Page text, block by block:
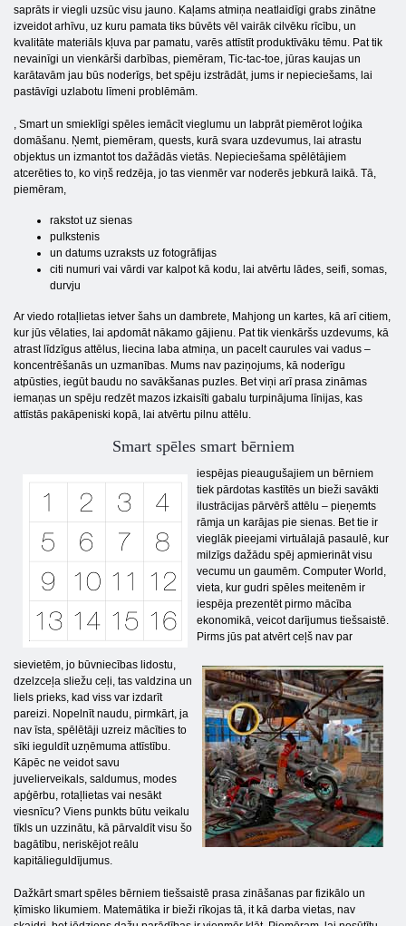
saprāts ir viegli uzsūc visu jauno. Kaļams atmiņa neatlaidīgi grabs zinātne
izveidot arhīvu, uz kuru pamata tiks būvēts vēl vairāk cilvēku rīcību, un
kvalitāte materiāls kļuva par pamatu, varēs attīstīt produktīvāku tēmu. Pat tik
nevainīgi un vienkārši darbības, piemēram, Tic-tac-toe, jūras kaujas un
karātavām jau būs noderīgs, bet spēju izstrādāt, jums ir nepieciešams, lai
pastāvīgi uzlabotu līmeni problēmām.
, Smart un smieklīgi spēles iemācīt vieglumu un labprāt piemērot loģika
domāšanu. Ņemt, piemēram, quests, kurā svara uzdevumus, lai atrastu
objektus un izmantot tos dažādās vietās. Nepieciešama spēlētājiem
atcerēties to, ko viņš redzēja, jo tas vienmēr var noderēs jebkurā laikā. Tā,
piemēram,
rakstot uz sienas
pulkstenis
un datums uzraksts uz fotogrāfijas
citi numuri vai vārdi var kalpot kā kodu, lai atvērtu lādes, seifi, somas,
durvju
Ar viedo rotaļlietas ietver šahs un dambrete, Mahjong un kartes, kā arī citiem,
kur jūs vēlaties, lai apdomāt nākamo gājienu. Pat tik vienkāršs uzdevums, kā
atrast līdzīgus attēlus, liecina laba atmiņa, un pacelt caurules vai vadus –
koncentrēšanās un uzmanības. Mums nav paziņojums, kā noderīgu
atpūsties, iegūt baudu no savākšanas puzles. Bet viņi arī prasa zināmas
iemaņas un spēju redzēt mazos izkaisīti gabalu turpinājuma līnijas, kas
attīstās pakāpeniski kopā, lai atvērtu pilnu attēlu.
Smart spēles smart bērniem
iespējas pieaugušajiem un bērniem
tiek pārdotas kastītēs un bieži savākti
ilustrācijas pārvērš attēlu – pieņemts
rāmja un karājas pie sienas. Bet tie ir
vieglāk pieejami virtuālajā pasaulē, kur
milzīgs dažādu spēj apmierināt visu
vecumu un gaumēm. Computer World,
vieta, kur gudri spēles meitenēm ir
iespēja prezentēt pirmo mācība
ekonomikā, veicot darījumus tiešsaistē.
Pirms jūs pat atvērt ceļš nav par
sievietēm, jo ​​būvniecības lidostu,
dzelzceļa sliežu ceļi, tas valdzina un
liels prieks, kad viss var izdarīt
pareizi. Nopelnīt naudu, pirmkārt, ja
nav īsta, spēlētāji uzreiz mācīties to
sīki ieguldīt uzņēmuma attīstību.
Kāpēc ne veidot savu
juvelierveikals, saldumus, modes
apģērbu, rotaļlietas vai nesākt
viesnīcu? Viens punkts būtu veikalu
tīkls un uzzinātu, kā pārvaldīt visu šo
bagātību, neriskējot reālu
kapitālieguldījumus.
Dažkārt smart spēles bērniem tiešsaistē prasa zināšanas par fizikālo un
ķīmisko likumiem. Matemātika ir bieži rīkojas tā, it kā darba vietas, nav